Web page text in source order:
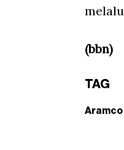
(bbn)
TAG
Aramco